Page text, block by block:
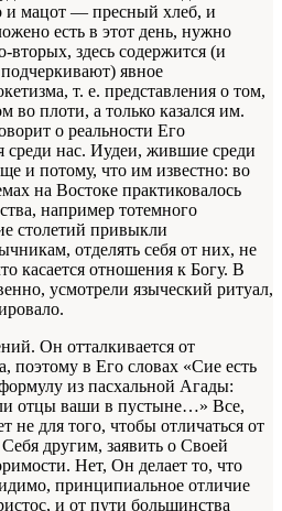
и мацот — пресный хлеб, и
есть в этот день, нужно
вторых, здесь содержится (и
явное
т. е. представления о том,
во плоти, а только казался им.
о реальности Его
среди нас. Иудеи, жившие среди
и потому, что им известно: во
на Востоке практиковалось
например тотемного
столетий привыкли
отделять себя от них, не
касается отношения к Богу. В
усмотрели языческий ритуал,
Он отталкивается от
поэтому в Его словах «Сие есть
из пасхальной Агады:
отцы ваши в пустыне…» Все,
не для того, чтобы отличаться от
другим, заявить о Своей
Нет, Он делает то, что
принципиальное отличие
и от пути большинства